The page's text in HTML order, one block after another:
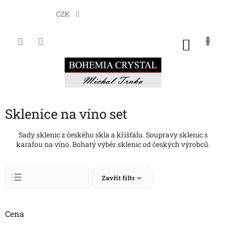
CZK
Sklenice na víno set
Sady sklenic z českého skla a křišťálu. Soupravy sklenic s
karafou na víno. Bohatý výběr sklenic od českých výrobců.
Ř
n
Zavřít filtr
Cena